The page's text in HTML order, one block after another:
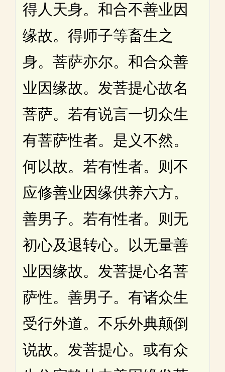
得人天身。和合不善业因
缘故。得师子等畜生之
身。菩萨亦尔。和合众善
业因缘故。发菩提心故名
菩萨。若有说言一切众生
有菩萨性者。是义不然。
何以故。若有性者。则不
应修善业因缘供养六方。
善男子。若有性者。则无
初心及退转心。以无量善
业因缘故。发菩提心名菩
萨性。善男子。有诸众生
受行外道。不乐外典颠倒
说故。发菩提心。或有众